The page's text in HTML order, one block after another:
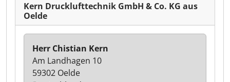
Kern Drucklufttechnik GmbH & Co. KG aus
Oelde
Herr Chistian Kern
Am Landhagen 10
59302 Oelde